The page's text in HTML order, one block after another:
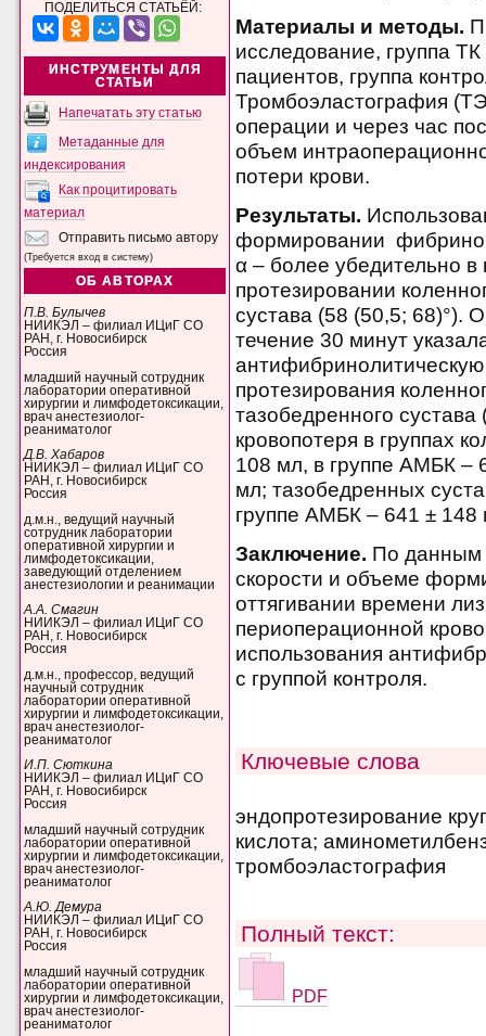
ПОДЕЛИТЬСЯ СТАТЬЁЙ:
ИНСТРУМЕНТЫ ДЛЯ
СТАТЬИ
Напечатать эту статью
Метаданные для
индексирования
Как процитировать
материал
Отправить письмо автору
(Требуется вход в систему)
ОБ АВТОРАХ
П.В. Булычев
НИИКЭЛ – филиал ИЦиГ СО
РАН, г. Новосибирск
Россия
младший научный сотрудник
лаборатории оперативной
хирургии и лимфодетоксикации,
врач анестезиолог-
реаниматолог
Д.В. Хабаров
НИИКЭЛ – филиал ИЦиГ СО
РАН, г. Новосибирск
Россия
д.м.н., ведущий научный
сотрудник лаборатории
оперативной хирургии и
лимфодетоксикации,
заведующий отделением
анестезиологии и реанимации
А.А. Смагин
НИИКЭЛ – филиал ИЦиГ СО
РАН, г. Новосибирск
Россия
д.м.н., профессор, ведущий
научный сотрудник
лаборатории оперативной
хирургии и лимфодетоксикации,
врач анестезиолог-
реаниматолог
И.П. Сюткина
НИИКЭЛ – филиал ИЦиГ СО
РАН, г. Новосибирск
Россия
младший научный сотрудник
лаборатории оперативной
хирургии и лимфодетоксикации,
врач анестезиолог-
реаниматолог
А.Ю. Демура
НИИКЭЛ – филиал ИЦиГ СО
РАН, г. Новосибирск
Россия
младший научный сотрудник
лаборатории оперативной
хирургии и лимфодетоксикации,
врач анестезиолог-
реаниматолог
Материалы и методы.
исследование, группа
пациентов, группа
Тромбоэластография
операции и через час
объем
потери крови.
Результаты.
формировании
α – более убедительно
протезировании
сустава (58 (50,5; 68)°).
течение 30 минут
протезирования
тазобедренного
кровопотеря в группах
108 мл, в группе АМБК –
мл; тазобедренных
группе АМБК – 641 ± 148
Заключение. По данным
скорости и объеме
оттягивании времени
периоперационной
использования
с группой контроля.
Ключевые слова
эндопротезирование
кислота;
тромбоэластография
Полный текст:
PDF